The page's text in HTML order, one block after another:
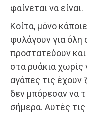
φαίνεται να είναι.
Κοίτα, μόνο
φυλάγουν για
προστατεύουν
στα ρυάκια χωρίς
αγάπες τις έχουν
δεν μπόρεσαν να
σήμερα. Αυτές